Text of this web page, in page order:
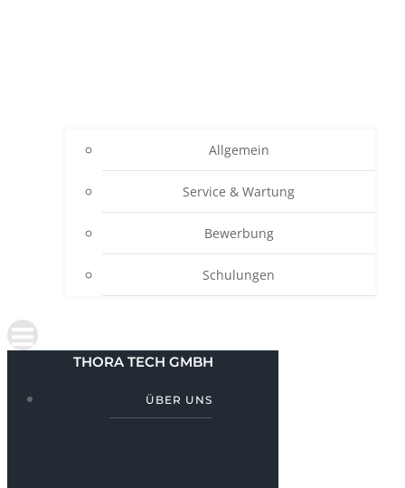
Allgemein
Service & Wartung
Bewerbung
Schulungen
THORA TECH GMBH
ÜBER UNS